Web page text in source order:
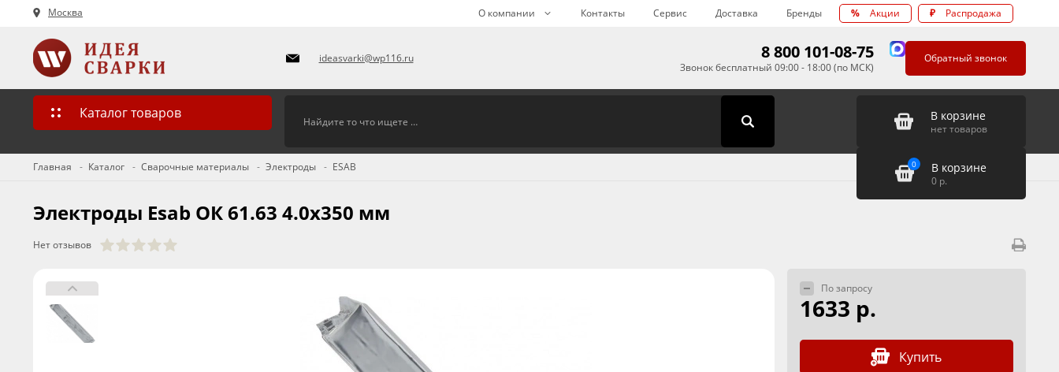
Москва О компании Контакты Сервис Доставка Бренды % Акции ₽ Распродажа
ideasvarki@wp116.ru 8 800 101-08-75
Звонок бесплатный 09:00 - 18:00 (по МСК)
Обратный звонок
Каталог товаров В корзине
нет товаров
0 В корзине
0 р.
Главная Каталог Сварочные материалы Электроды ESAB
Электроды Esab ОК 61.63 4.0х350 мм
Нет отзывов
По запросу
1633 р.
Купить